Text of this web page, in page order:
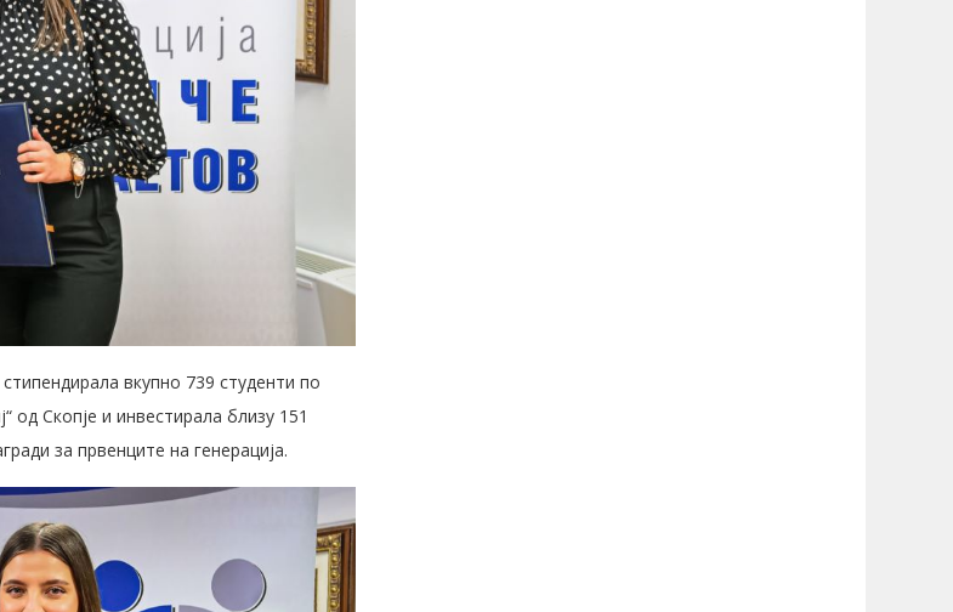
вкупно 739 студенти по
Скопје и инвестирала близу 151
за првенците на генерација.